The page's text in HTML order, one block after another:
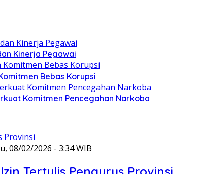
Kinerja Pegawai
Bebas Korupsi
Komitmen Pencegahan Narkoba
08/02/2026 - 3:34 WIB